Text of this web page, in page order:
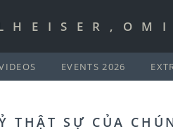
EVENTS 2026
THẬT SỰ CỦA